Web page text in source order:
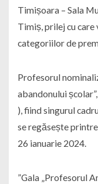
Timișoara – Sala
Timiș, prilej cu
categoriilor de
Profesorul
abandonului
), fiind singurul
se regăsește
26 ianuarie 2024.
”Gala „Profesorul